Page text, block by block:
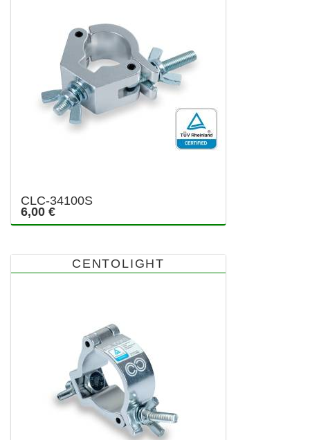
CLC-34100S
6,00 €
CENTOLIGHT